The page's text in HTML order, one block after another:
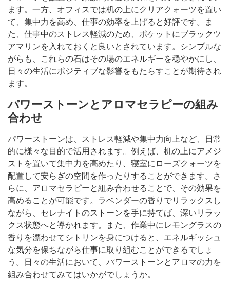
ます。一方、オフィスでは机の上にクリアクォーツを置い
て、集中力を高め、仕事の効率を上げると好評です。ま
た、仕事中のストレス軽減のため、ポケットにブラックツ
アマリンを入れておくと良いとされています。シンプルな
がらも、これらの石はその場のエネルギーを穏やかにし、
日々の生活にポジティブな影響をもたらすことが期待され
ます。
パワーストーンとアロマセラピーの組み
合わせ
パワーストーンは、ストレス軽減や集中力向上など、日常
的に様々な目的で活用されます。例えば、机の上にアメジ
ストを置いて集中力を高めたり、寝室にローズクォーツを
配置して安らぎの空間を作ったりすることができます。さ
らに、アロマセラピーと組み合わせることで、その効果を
高めることが可能です。ラベンダーの香りでリラックスし
ながら、セレナイトのストーンを手に持てば、深いリラッ
クス状態へと導かれます。また、作業中にレモングラスの
香りを漂わせてシトリンを身につけると、エネルギッシュ
な気分を保ちながら仕事に取り組むことができるでしょ
う。日々の生活において、パワーストーンとアロマの力を
組み合わせてみてはいかがでしょうか。